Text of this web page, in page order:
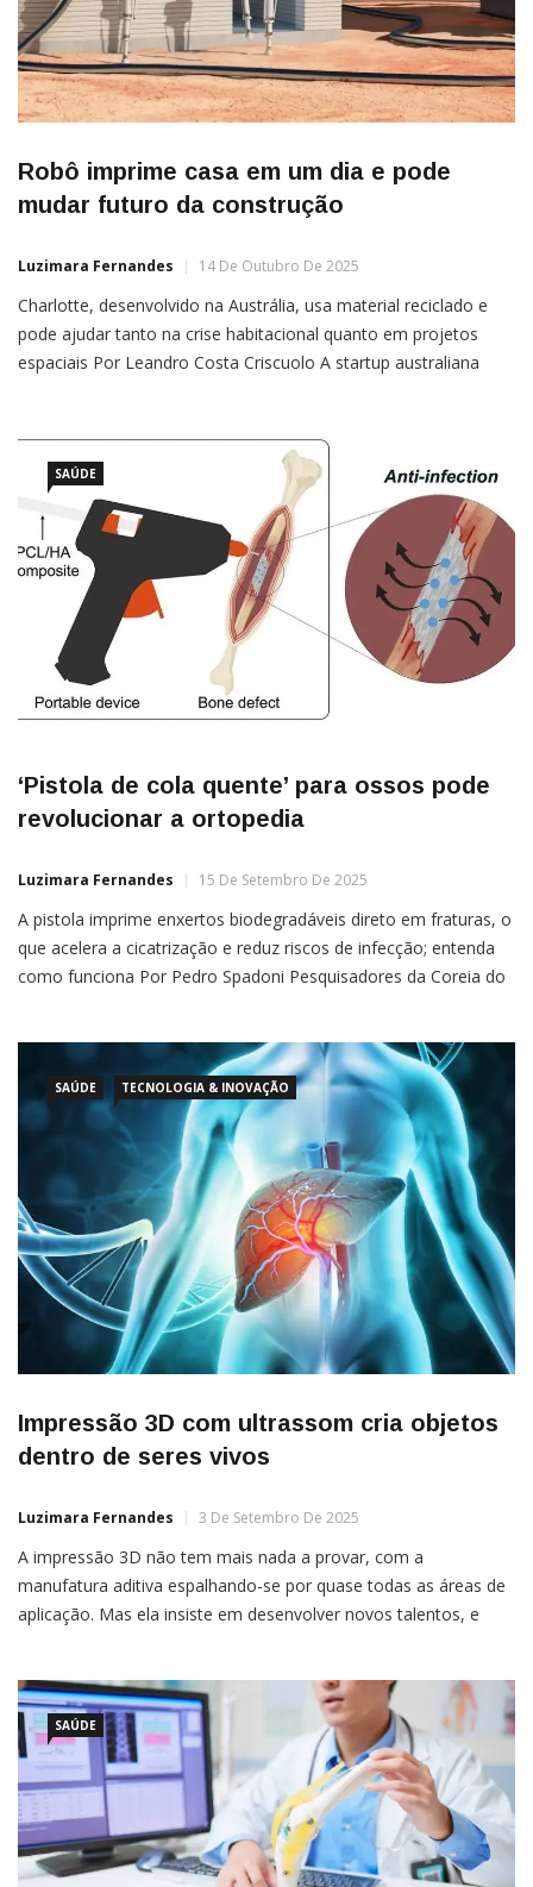
Robô imprime casa em um dia e pode
mudar futuro da construção
Luzimara Fernandes 14 De Outubro De 2025
Charlotte, desenvolvido na Austrália, usa material reciclado e
pode ajudar tanto na crise habitacional quanto em projetos
espaciais Por Leandro Costa Criscuolo A startup australiana
uma casa de 200 m² em apenas um dia — operando na
velocidade equivalente a
SAÚDE
‘Pistola de cola quente’ para ossos pode
revolucionar a ortopedia
Luzimara Fernandes 15 De Setembro De 2025
A pistola imprime enxertos biodegradáveis direto em fraturas, o
que acelera a cicatrização e reduz riscos de infecção; entenda
como funciona Por Pedro Spadoni Pesquisadores da Coreia do
capaz de imprimir enxertos ósseos biodegradáveis diretamente
em fraturas
SAÚDE TECNOLOGIA & INOVAÇÃO
Impressão 3D com ultrassom cria objetos
dentro de seres vivos
Luzimara Fernandes 3 De Setembro De 2025
A impressão 3D não tem mais nada a provar, com a
manufatura aditiva espalhando-se por quase todas as áreas de
aplicação. Mas ela insiste em desenvolver novos talentos, e
— até mesmo dentro do coração.Elham Davoodi e colegas […]
SAÚDE